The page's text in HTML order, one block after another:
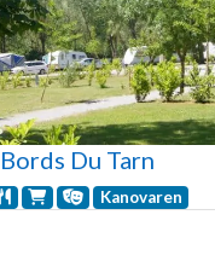
Du Tarn
Kanovaren